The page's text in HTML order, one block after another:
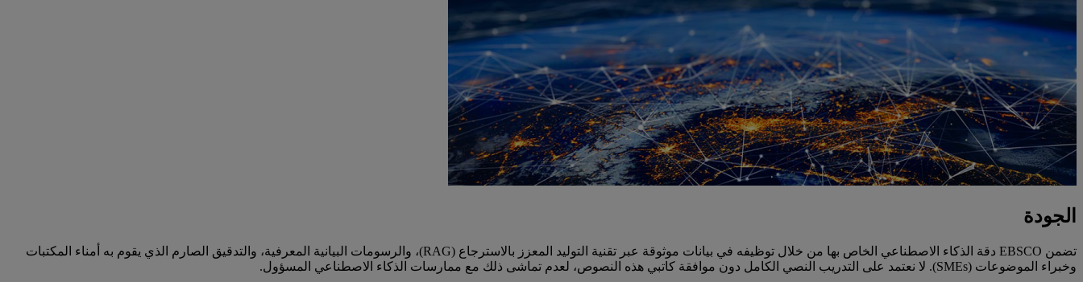
الجودة
تضمن EBSCO دقة الذكاء الاصطناعي الخاص بها من خلال توظيفه في بيانات موثوقة عبر تقنية التوليد المعزز بالاسترجاع (RAG)، والرسومات البيانية المعرفية، والتدقيق الصارم الذي يقوم به أمناء المكتبات
وخبراء الموضوعات (SMEs). لا نعتمد على التدريب النصي الكامل دون موافقة كاتبي هذه النصوص، لعدم تماشى ذلك مع ممارسات الذكاء الاصطناعي المسؤول.